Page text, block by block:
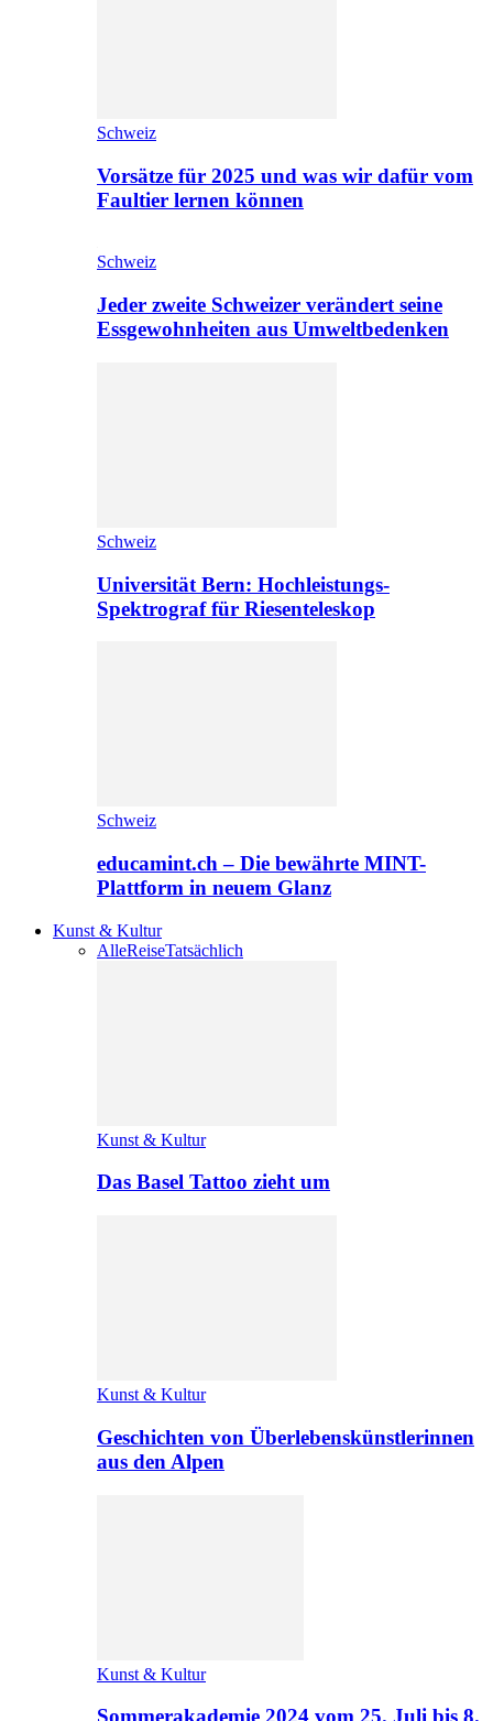
Schweiz
Vorsätze für 2025 und was wir dafür vom
Faultier lernen können
Schweiz
Jeder zweite Schweizer verändert seine
Essgewohnheiten aus Umweltbedenken
Schweiz
Universität Bern: Hochleistungs-
Spektrograf für Riesenteleskop
Schweiz
educamint.ch – Die bewährte MINT-
Plattform in neuem Glanz
Kunst & Kultur
AlleReiseTatsächlich
Kunst & Kultur
Das Basel Tattoo zieht um
Kunst & Kultur
Geschichten von Überlebenskünstlerinnen
aus den Alpen
Kunst & Kultur